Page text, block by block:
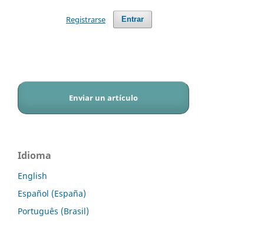
Entrar
Registrarse
Enviar un artículo
Idioma
English
Español (España)
Português (Brasil)